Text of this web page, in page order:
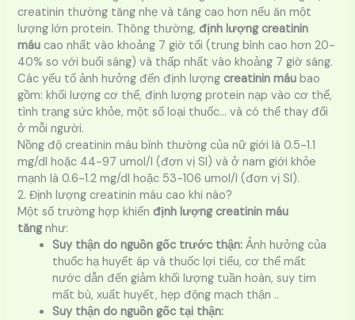
creatinin thường tăng nhẹ và tăng cao hơn nếu ăn một
lượng lớn protein. Thông thường,định lượng creatinin
máu cao nhất vào khoảng 7 giờ tối (trung bình cao hơn 20-
40% so với buổi sáng) và thấp nhất vào khoảng 7 giờ sáng.
Các yếu tố ảnh hưởng đến định lượngcreatinin máu bao
gồm: khối lượng cơ thể, định lượng protein nạp vào cơ thể,
tình trạng sức khỏe, một số loại thuốc… và có thể thay đổi
ở mỗi người.
Nồng độ creatinin máu bình thường của nữ giới là 0.5-1.1
mg/dl hoặc 44-97 umol/l (đơn vị SI) và ở nam giới khỏe
mạnh là 0.6-1.2 mg/dl hoặc 53-106 umol/l (đơn vị SI).
2. Định lượng creatinin máu cao khi nào?
Một số trường hợp khiếnđịnh lượng creatinin máu
tăngnhư:
Suy thận do nguồn gốc trước thận: Ảnh hưởng của
thuốc hạ huyết áp và thuốc lợi tiểu, cơ thể mất
nước dẫn đến giảm khối lượng tuần hoàn, suy tim
mất bù, xuất huyết, hẹp động mạch thận ..
Suy thận do nguồn gốc tại thận: